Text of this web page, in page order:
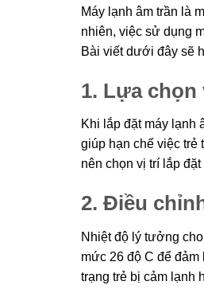
Máy lạnh âm trần là
nhiên, việc sử dụng
Bài viết dưới đây sẽ
1. Lựa chọn
Khi lắp đặt máy lạnh
giúp hạn chế việc trẻ
nên chọn vị trí lắp
2. Điều
Nhiệt độ lý tưởng
mức 26 độ C để đảm
trạng trẻ bị cảm lạnh